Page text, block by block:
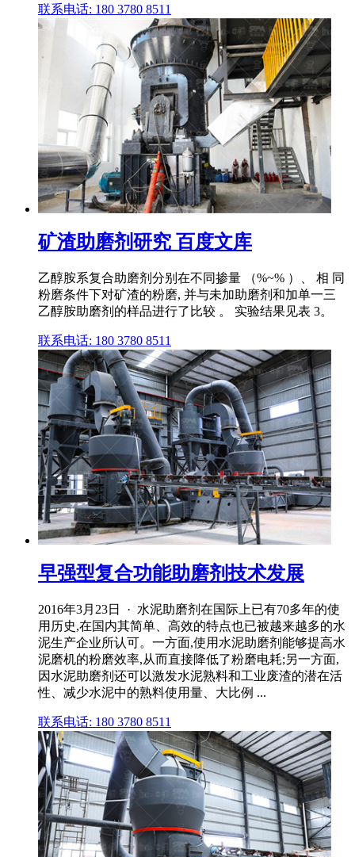
联系电话: 180 3780 8511
矿渣助磨剂研究 百度文库
乙醇胺系复合助磨剂分别在不同掺量 （%~% ）、 相 同
粉磨条件下对矿渣的粉磨, 并与未加助磨剂和加单一三
乙醇胺助磨剂的样品进行了比较 。 实验结果见表 3。
联系电话: 180 3780 8511
早强型复合功能助磨剂技术发展
2016年3月23日 · 水泥助磨剂在国际上已有70多年的使
用历史,在国内其简单、高效的特点也已被越来越多的水
泥生产企业所认可。一方面,使用水泥助磨剂能够提高水
泥磨机的粉磨效率,从而直接降低了粉磨电耗;另一方面,
因水泥助磨剂还可以激发水泥熟料和工业废渣的潜在活
性、减少水泥中的熟料使用量、大比例 ...
联系电话: 180 3780 8511